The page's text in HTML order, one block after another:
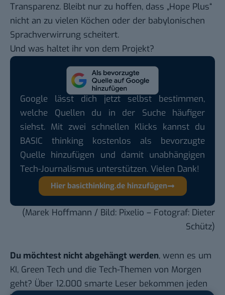
Transparenz. Bleibt nur zu hoffen, dass „Hope Plus“
nicht an zu vielen Köchen oder der babylonischen
Sprachverwirrung scheitert.
Und was haltet ihr von dem Projekt?
Google lässt dich jetzt selbst bestimmen,
welche Quellen du in der Suche häufiger
siehst. Mit zwei schnellen Klicks kannst du
BASIC thinking kostenlos als bevorzugte
Quelle hinzufügen und damit unabhängigen
Tech-Journalismus unterstützen. Vielen Dank!
Hier basicthinking.de hinzufügen
(Marek Hoffmann / Bild: Pixelio – Fotograf: Dieter
Schütz)
Du möchtest nicht abgehängt werden, wenn es um
KI, Green Tech und die Tech-Themen von Morgen
geht? Über 12.000 smarte Leser bekommen jeden